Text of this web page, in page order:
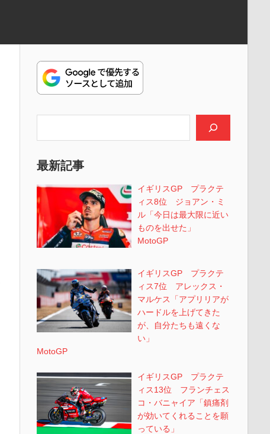
最新記事
イギリスGP プラクテ
ィス8位 ジョアン・ミ
ル「今日は最大限に近い
ものを出せた」
MotoGP
イギリスGP プラクテ
ィス7位 アレックス・
マルケス「アプリリアが
ハードルを上げてきた
が、自分たちも遠くな
い」
MotoGP
イギリスGP プラクテ
ィス13位 フランチェス
コ・バニャイア「鎮痛剤
が効いてくれることを願
っている」